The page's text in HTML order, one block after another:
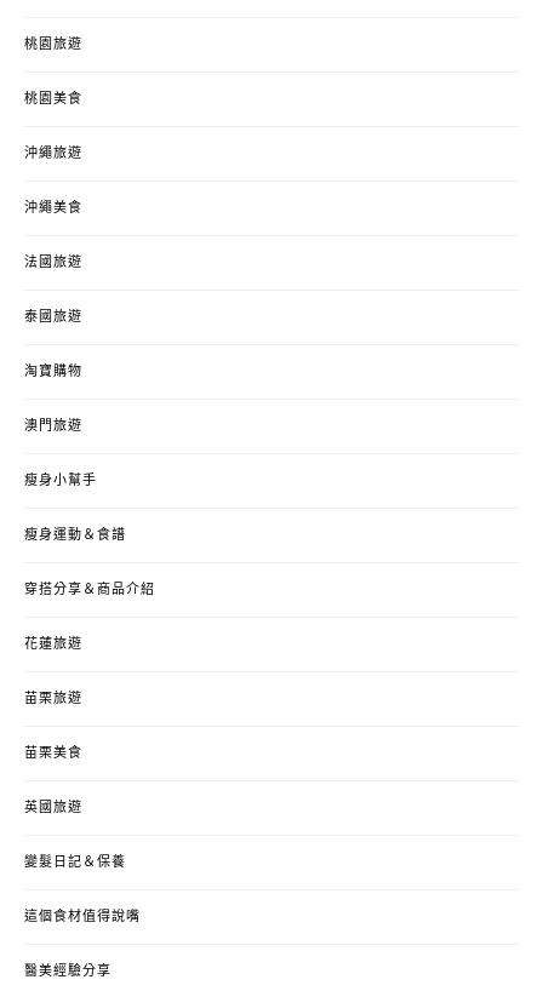
桃園旅遊
桃園美食
沖繩旅遊
沖繩美食
法國旅遊
泰國旅遊
淘寶購物
澳門旅遊
瘦身小幫手
瘦身運動＆食譜
穿搭分享＆商品介紹
花蓮旅遊
苗栗旅遊
苗栗美食
英國旅遊
變髮日記＆保養
這個食材值得說嘴
醫美經驗分享